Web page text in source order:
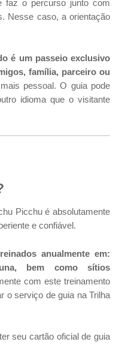
faz o percurso junto com
Nesse caso, a orientação
é um passeio exclusivo
família, parceiro ou
pessoal. O guia pode
idioma que o visitante
Picchu é absolutamente
e confiável.
anualmente em:
bem como sítios
com este treinamento
o serviço de guia na Trilha
seu cartão oficial de guia